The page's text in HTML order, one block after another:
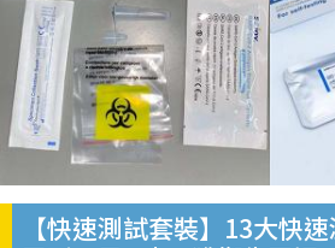
【快速測試套裝】13大快